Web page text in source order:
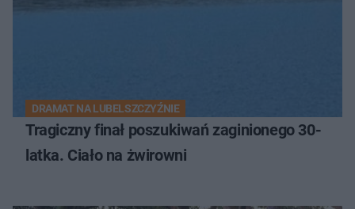
DRAMAT NA LUBELSZCZYŹNIE
Tragiczny finał poszukiwań zaginionego 30-
latka. Ciało na żwirowni